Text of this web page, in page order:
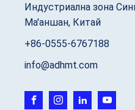
Индустриална зона
Ма'аншан, Китай
+86-0555-6767188
info@adhmt.com